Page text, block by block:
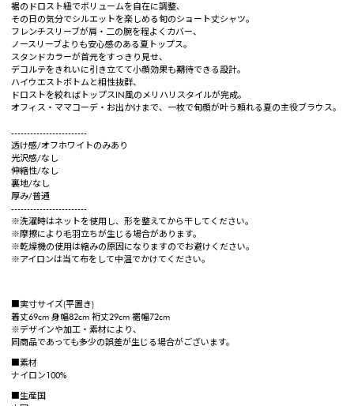
裾のドロスト紐でボリュームを自在に調整、
その日の気分でシルエットを楽しめる旬のショート丈シャツ。
フレンチスリーブが肩・二の腕を程よくカバー、
ノースリーブよりも安心感のある夏トップス。
スタンドカラーが首元をすっきり見せ、
デコルテをきれいに引き立てて小顔効果も期待できる設計。
ハイウエストボトムと相性抜群、
ドロストを絞ればトップスIN風のメリハリスタイルが完成。
オフィス・ママコーデ・お出かけまで、一枚で旬顔が叶う頼れる夏の主役ブラウス。
------------------------
透け感/オフホワイトのみあり
光沢感/なし
伸縮性/なし
裏地/なし
厚み/普通
------------------------
※洗濯時はネットを使用し、形を整えてから干してください。
※摩擦により毛羽立ちが生じる場合があります。
※乾燥機の使用は縮みの原因になりますのでお避けください。
※アイロンは当て布をして中温でかけてください。
■実寸サイズ(平置き)
着丈69cm 身幅82cm 裄丈29cm 裾幅72cm
※デザインや加工・素材により、
同商品であっても多少の誤差が生じる場合がございます。
■素材
ナイロン100%
■生産国